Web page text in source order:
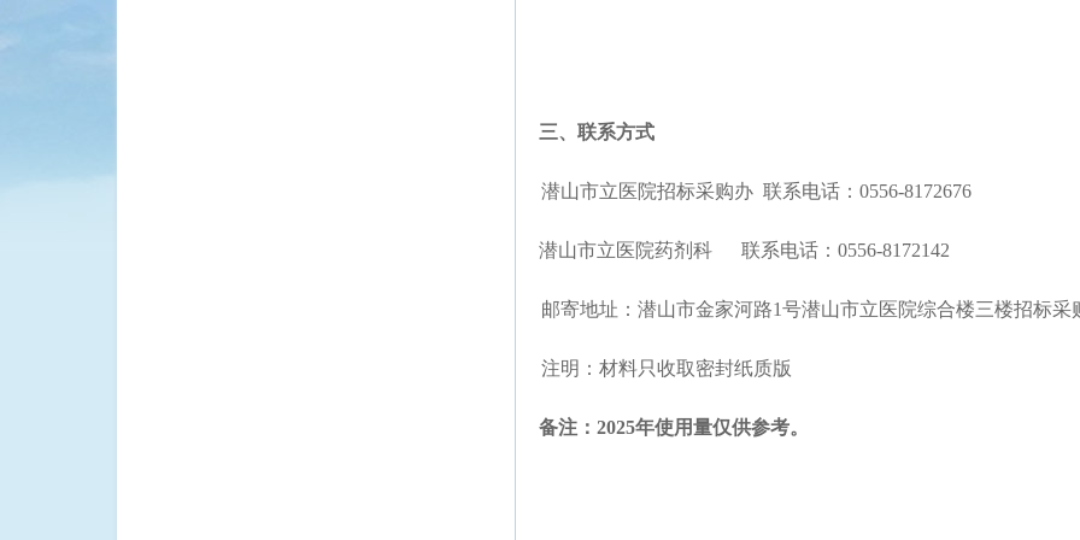
三、联系方式
潜山市立医院招标采购办 联系电话： 0556-8172676
潜山市立医院药剂科 联系电话： 0556-8172142
邮寄地址： 潜山市金家河路1号潜山市立医院综合楼三楼招标采
注明：材料只收取密封纸质版
备注： 2025年使用量仅供参考。